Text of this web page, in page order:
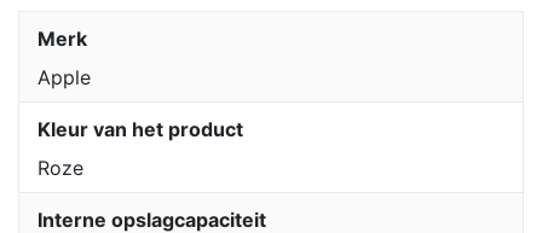
Merk
Apple
Kleur van het product
Roze
Interne opslagcapaciteit